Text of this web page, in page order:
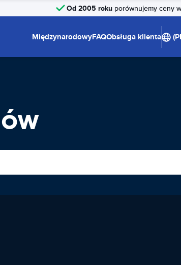
Od 2005 roku porównujemy ceny
MiędzynarodowyFAQObsługa klienta